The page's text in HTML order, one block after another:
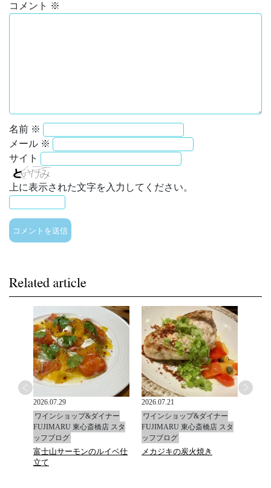
コメント ※
名前 ※
メール ※
サイト
上に表示された文字を入力してください。
2026.07.29
ワインショップ&ダイナー
FUJIMARU 東心斎橋店 スタ
ッフブログ
富士山サーモンのルイベ仕
立て
2026.07.21
ワインショップ&ダイナー
FUJIMARU 東心斎橋店 スタ
ッフブログ
メカジキの炭火焼き